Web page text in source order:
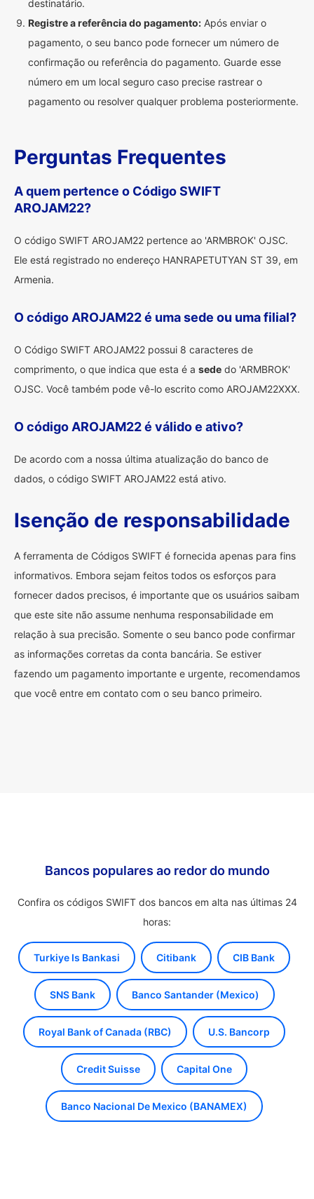
destinatário.
Registre a referência do pagamento: Após enviar o
pagamento, o seu banco pode fornecer um número de
confirmação ou referência do pagamento. Guarde esse
número em um local seguro caso precise rastrear o
pagamento ou resolver qualquer problema posteriormente.
Perguntas Frequentes
A quem pertence o Código SWIFT
AROJAM22?
O código SWIFT AROJAM22 pertence ao 'ARMBROK' OJSC.
Ele está registrado no endereço HANRAPETUTYAN ST 39, em
Armenia.
O código AROJAM22 é uma sede ou uma filial?
O Código SWIFT AROJAM22 possui 8 caracteres de
comprimento, o que indica que esta é a sede do 'ARMBROK'
OJSC. Você também pode vê-lo escrito como AROJAM22XXX.
O código AROJAM22 é válido e ativo?
De acordo com a nossa última atualização do banco de
dados, o código SWIFT AROJAM22 está ativo.
Isenção de responsabilidade
A ferramenta de Códigos SWIFT é fornecida apenas para fins
informativos. Embora sejam feitos todos os esforços para
fornecer dados precisos, é importante que os usuários saibam
que este site não assume nenhuma responsabilidade em
relação à sua precisão. Somente o seu banco pode confirmar
as informações corretas da conta bancária. Se estiver
fazendo um pagamento importante e urgente, recomendamos
que você entre em contato com o seu banco primeiro.
Bancos populares ao redor do mundo
Confira os códigos SWIFT dos bancos em alta nas últimas 24
horas:
Turkiye Is Bankasi Citibank CIB Bank
SNS Bank Banco Santander (Mexico)
Royal Bank of Canada (RBC) U.S. Bancorp
Credit Suisse Capital One
Banco Nacional De Mexico (BANAMEX)